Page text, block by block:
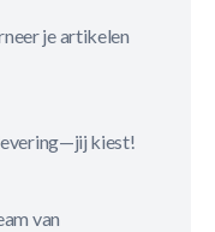
je artikelen
kiest!
van